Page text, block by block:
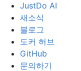
JustDo AI
새소식
블로그
도커 허브
GitHub
문의하기